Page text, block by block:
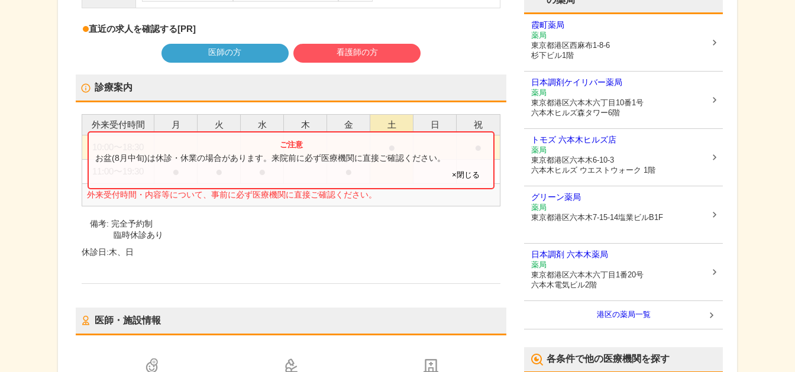
直近の求人を確認する[PR]
医師の方 看護師の方
診療案内
外来受付時間 月 火 水 木 金 土 日 祝
外来受付時間・内容等について、事前に必ず医療機関に直接ご確認ください。
お盆(8月中旬)は休診・休業の場合があります。来院前に必ず医療機関に直接ご確認ください。
×閉じる
備考: 完全予約制
臨時休診あり
休診日:木、日
医師・施設情報
霞町薬局
薬局
東京都港区西麻布1-8-6
杉下ビル1階
日本調剤ケイリバー薬局
薬局
東京都港区六本木六丁目10番1号
六本木ヒルズ森タワー6階
トモズ 六本木ヒルズ店
薬局
東京都港区六本木6-10-3
六本木ヒルズ ウエストウォーク 1階
グリーン薬局
薬局
東京都港区六本木7-15-14塩業ビルB1F
日本調剤 六本木薬局
薬局
東京都港区六本木六丁目1番20号
六本木電気ビル2階
港区の薬局一覧
各条件で他の医療機関を探す